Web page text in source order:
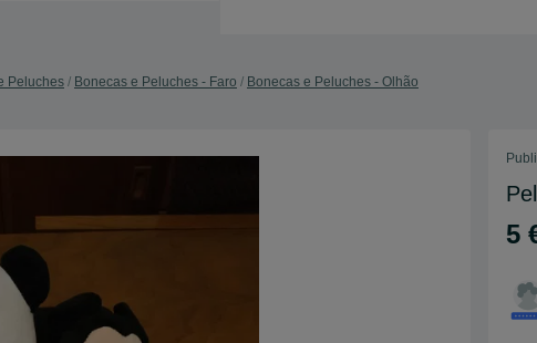
Peluches Bonecas e Peluches - Faro Bonecas e Peluches - Olhão
5